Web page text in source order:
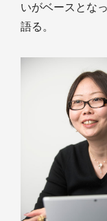
いがベースとな
語る。